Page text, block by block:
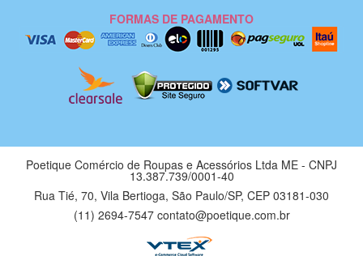
FORMAS DE PAGAMENTO
Poetique Comércio de Roupas e Acessórios Ltda ME - CNPJ
13.387.739/0001-40
Rua Tié, 70, Vila Bertioga, São Paulo/SP, CEP 03181-030
(11) 2694-7547 contato@poetique.com.br